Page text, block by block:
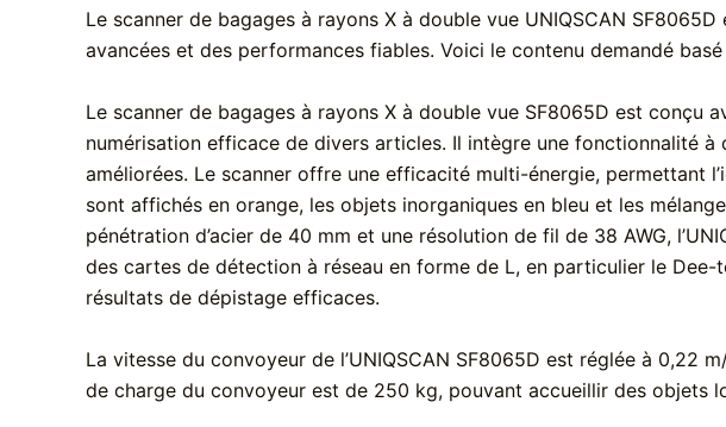
Le scanner de bagages à rayons X à double vue UNIQSCAN
avancées et des performances fiables. Voici le contenu demandé
Le scanner de bagages à rayons X à double vue SF8065D est
numérisation efficace de divers articles. Il intègre une fonctionnalité
améliorées. Le scanner offre une efficacité multi-énergie, permettant
sont affichés en orange, les objets inorganiques en bleu et les
pénétration d’acier de 40 mm et une résolution de fil de 38 AWG,
des cartes de détection à réseau en forme de L, en particulier le
résultats de dépistage efficaces.
La vitesse du convoyeur de l’UNIQSCAN SF8065D est réglée à
de charge du convoyeur est de 250 kg, pouvant accueillir des objets